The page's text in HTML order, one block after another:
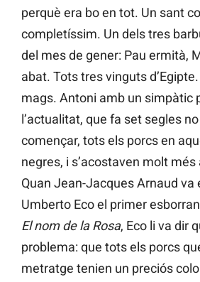
perquè era bo en tot. Un sant
completíssim. Un dels tres
del mes de gener: Pau ermità,
abat. Tots tres vinguts
mags. Antoni amb un simpàtic
l’actualitat, que fa set segles
començar, tots els porcs en
negres, i s’acostaven molt més
Quan Jean-Jacques Arnaud va
Umberto Eco el primer
El nom de la Rosa, Eco li va dir
problema: que tots els porcs
metratge tenien un preciós